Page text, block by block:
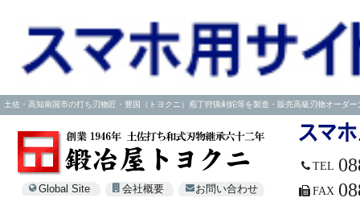
土佐・高知南国市の打ち刃物匠・豊国（トヨクニ）庖丁狩猟剣鉈等を製造・販売高級刃物オーダ
Global Site 会社概要 お問い合わせ
TEL
FAX